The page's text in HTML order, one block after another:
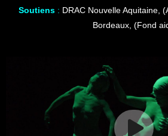
Soutiens : DRAC Nouvelle Aquitaine,
Bordeaux, (Fond